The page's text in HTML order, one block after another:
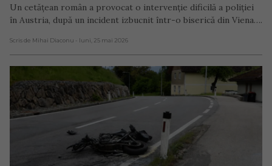
Un cetățean român a provocat o intervenție dificilă a poliției
în Austria, după un incident izbucnit într-o biserică din Viena….
Scris de Mihai Diaconu - luni, 25 mai 2026